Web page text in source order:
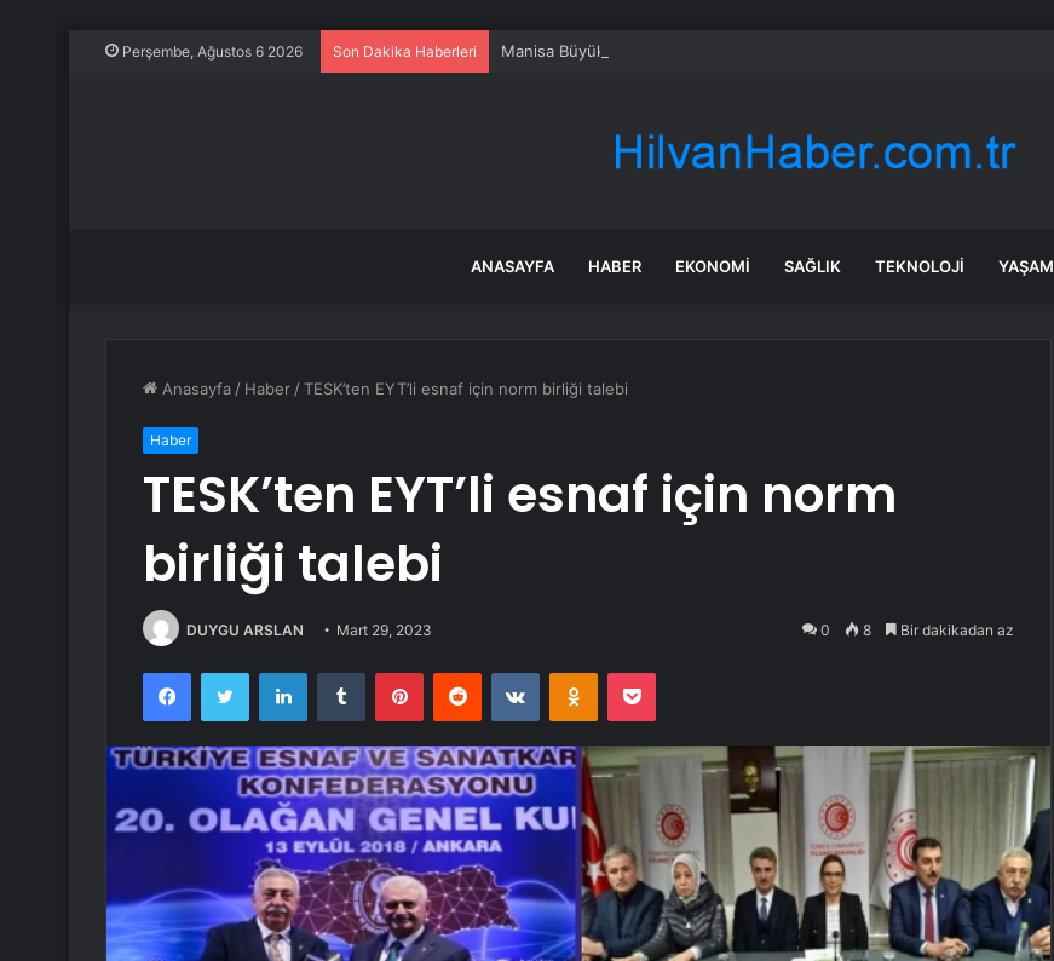
Perşembe, Ağustos 6 2026 Son Dakika Haberleri Manisa Büyükşehir Saruhanlı’da çocukların yüzlerini gülümsetti
ANASAYFA HABER EKONOMI SAĞLIK TEKNOLOJI YAŞAM
Anasayfa / Haber /TESK’ten EYT’li esnaf için norm birliği talebi
Haber
TESK’ten EYT’li esnaf için norm
birliği talebi
DUYGU ARSLAN Mart 29, 2023 0 8 Bir dakikadan az
FacebookTwitter LinkedInTumblr PinterestReddit VKontakteOdnoklassniki
Pocket